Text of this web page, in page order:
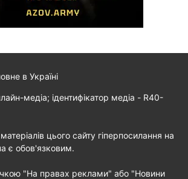
в Україні
медіа; ідентифікатор медіа - R40-
цього сайту гіперпосилання на
є обов'язковим.
"На правах реклами" або "Новини